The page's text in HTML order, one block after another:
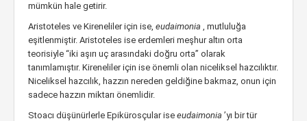
mümkün hale getirir.
Aristoteles ve Kireneliler için ise, eudaimonia , mutluluğa
eşitlenmiştir. Aristoteles ise erdemleri meşhur altın orta
teorisiyle “iki aşırı uç arasındaki doğru orta” olarak
tanımlamıştır. Kireneliler için ise önemli olan niceliksel hazcılıktır.
Niceliksel hazcılık, hazzın nereden geldiğine bakmaz, onun için
sadece hazzın miktarı önemlidir.
Stoacı düşünürlerle Epikürosçular ise eudaimonia ’yı bir tür